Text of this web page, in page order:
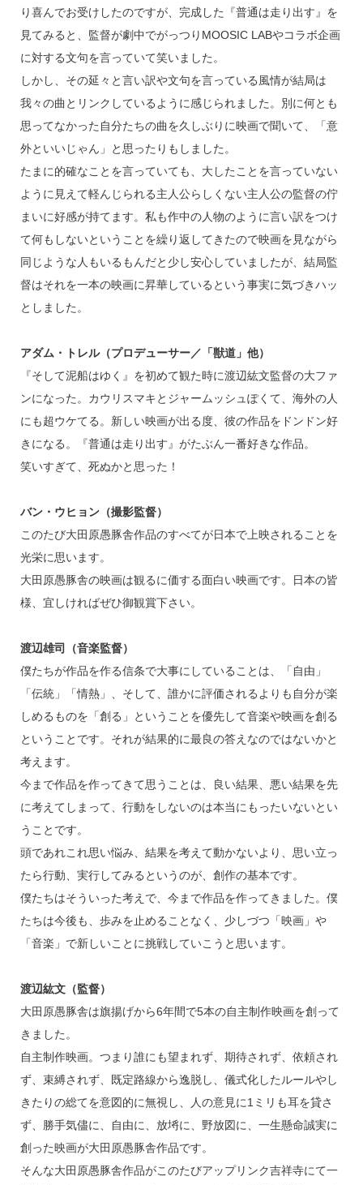
り喜んでお受けしたのですが、完成した『普通は走り出す』を
見てみると、監督が劇中でがっつりMOOSIC LABやコラボ企画
に対する文句を言っていて笑いました。
しかし、その延々と言い訳や文句を言っている風情が結局は
我々の曲とリンクしているように感じられました。別に何とも
思ってなかった自分たちの曲を久しぶりに映画で聞いて、「意
外といいじゃん」と思ったりもしました。
たまに的確なことを言っていても、大したことを言っていない
ように見えて軽んじられる主人公らしくない主人公の監督の佇
まいに好感が持てます。私も作中の人物のように言い訳をつけ
て何もしないということを繰り返してきたので映画を見ながら
同じような人もいるもんだと少し安心していましたが、結局監
督はそれを一本の映画に昇華しているという事実に気づきハッ
としました。
アダム・トレル（プロデューサー／「獣道」他）
『そして泥船はゆく』を初めて観た時に渡辺紘文監督の大ファ
ンになった。カウリスマキとジャームッシュぽくて、海外の人
にも超ウケてる。新しい映画が出る度、彼の作品をドンドン好
きになる。『普通は走り出す』がたぶん一番好きな作品。
笑いすぎて、死ぬかと思った！
バン・ウヒョン（撮影監督）
このたび大田原愚豚舎作品のすべてが日本で上映されることを
光栄に思います。
大田原愚豚舎の映画は観るに価する面白い映画です。日本の皆
様、宜しければぜひ御観賞下さい。
渡辺雄司（音楽監督）
僕たちが作品を作る信条で大事にしていることは、「自由」
「伝統」「情熱」、そして、誰かに評価されるよりも自分が楽
しめるものを「創る」ということを優先して音楽や映画を創る
ということです。それが結果的に最良の答えなのではないかと
考えます。
今まで作品を作ってきて思うことは、良い結果、悪い結果を先
に考えてしまって、行動をしないのは本当にもったいないとい
うことです。
頭であれこれ思い悩み、結果を考えて動かないより、思い立っ
たら行動、実行してみるというのが、創作の基本です。
僕たちはそういった考えで、今まで作品を作ってきました。僕
たちは今後も、歩みを止めることなく、少しづつ「映画」や
「音楽」で新しいことに挑戦していこうと思います。
渡辺紘文（監督）
大田原愚豚舎は旗揚げから6年間で5本の自主制作映画を創って
きました。
自主制作映画。つまり誰にも望まれず、期待されず、依頼され
ず、束縛されず、既定路線から逸脱し、儀式化したルールやし
きたりの総てを意図的に無視し、人の意見に1ミリも耳を貸さ
ず、勝手気儘に、自由に、放埓に、野放図に、一生懸命誠実に
創った映画が大田原愚豚舎作品です。
そんな大田原愚豚舎作品がこのたびアップリンク吉祥寺にて一